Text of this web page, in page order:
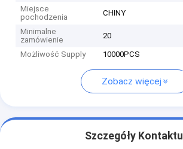
Miejsce
pochodzenia
CHINY
Minimalne
zamówienie
20
Możliwość Supply 10000PCS
Zobacz więcej
Szczegóły Kontaktu